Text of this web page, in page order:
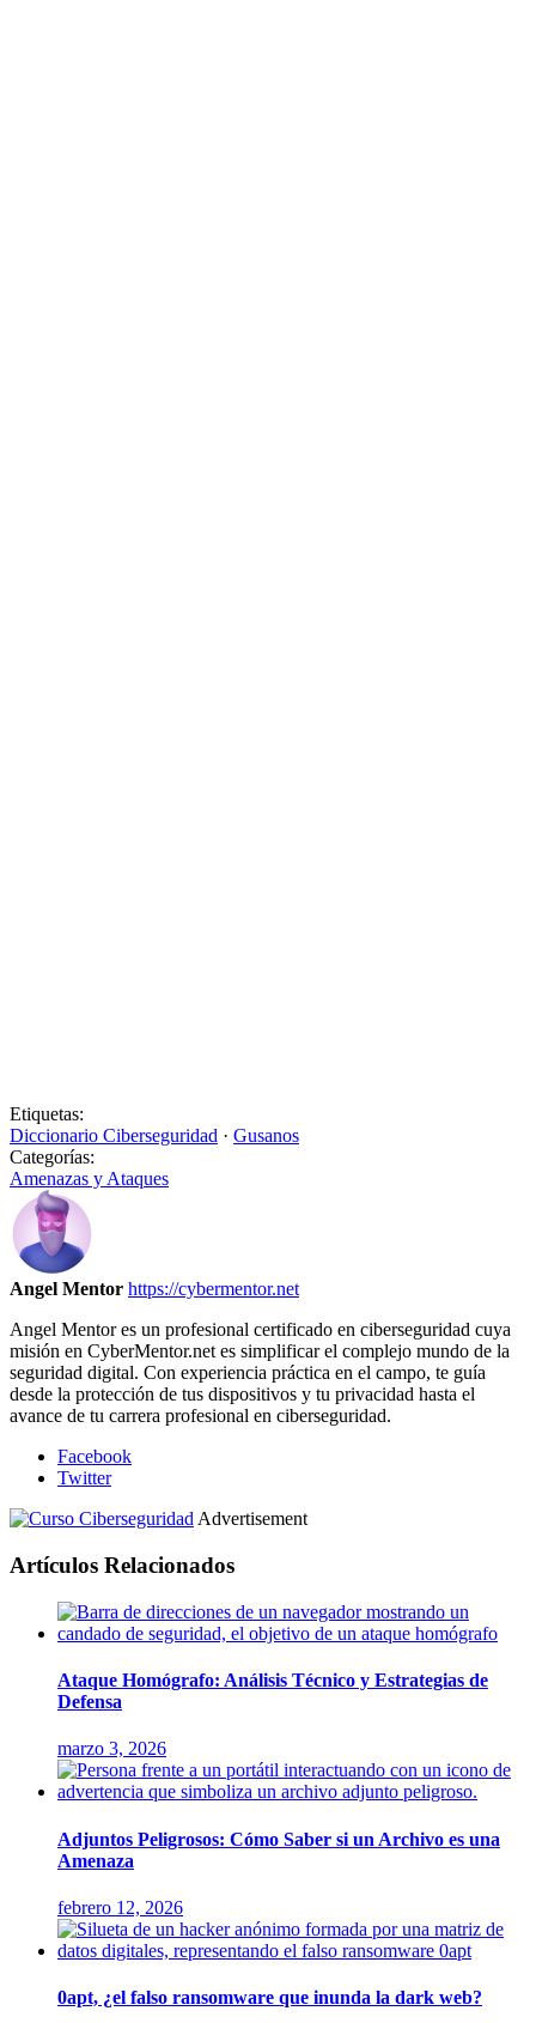
Etiquetas:
Diccionario Ciberseguridad · Gusanos
Categorías:
Amenazas y Ataques
Angel Mentor https://cybermentor.net
Angel Mentor es un profesional certificado en ciberseguridad cuya
misión en CyberMentor.net es simplificar el complejo mundo de la
seguridad digital. Con experiencia práctica en el campo, te guía
desde la protección de tus dispositivos y tu privacidad hasta el
avance de tu carrera profesional en ciberseguridad.
Facebook
Twitter
Advertisement
Artículos Relacionados
Ataque Homógrafo: Análisis Técnico y Estrategias de
Defensa
marzo 3, 2026
Adjuntos Peligrosos: Cómo Saber si un Archivo es una
Amenaza
febrero 12, 2026
0apt, ¿el falso ransomware que inunda la dark web?